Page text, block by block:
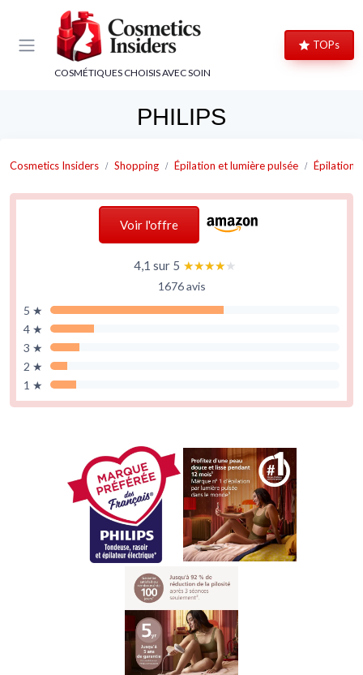
COSMÉTIQUES CHOISIS AVEC SOIN
TOPs
PHILIPS
Cosmetics Insiders Shopping Épilation et lumière pulsée Épilation
Voir l'offre
4,1 sur 5 ★★★★★
★★★★★
1676 avis
5 ★
4 ★
3 ★
2 ★
1 ★
Panneau de gestion des cookies